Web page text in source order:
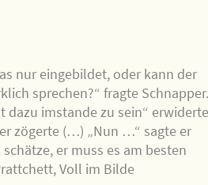
nur eingebildet, oder kann der
sprechen?“ fragte
dazu imstande zu sein“
zögerte (…) „Nun …“ sagte er
er muss es am besten
Voll im Bilde